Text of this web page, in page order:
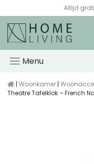
Altijd
Menu
| Woonkamer |
Theatre Tafelklok – French